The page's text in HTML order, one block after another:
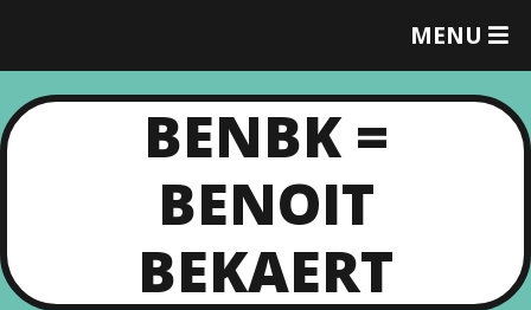
MENU
T
G
L
U
BENBK =
BENOIT
BEKAERT